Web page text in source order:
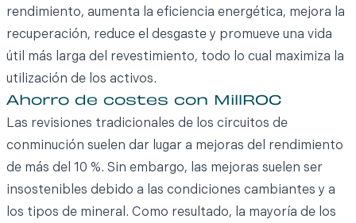
rendimiento, aumenta la eficiencia energética, mejora la
recuperación, reduce el desgaste y promueve una vida
útil más larga del revestimiento, todo lo cual maximiza la
utilización de los activos.
Ahorro de costes con MillROC
Las revisiones tradicionales de los circuitos de
conminución suelen dar lugar a mejoras del rendimiento
de más del 10 %. Sin embargo, las mejoras suelen ser
insostenibles debido a las condiciones cambiantes y a
los tipos de mineral. Como resultado, la mayoría de los